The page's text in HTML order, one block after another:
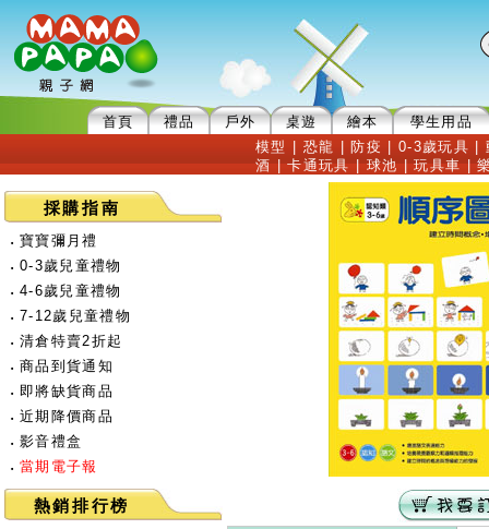
首頁 禮品 戶外 桌遊 繪本
學生用品
模型
恐龍 防疫 |0-3歲玩具 |
酒|卡通玩具|球池|玩具車|
採購指南
‧ 寶寶彌月禮
‧ 0-3歲兒童禮物
‧ 4-6歲兒童禮物
‧ 7-12歲兒童禮物
‧ 清倉特賣2折起
‧ 商品到貨通知
‧ 即將缺貨商品
‧ 近期降價商品
‧ 影音禮盒
‧ 當期電子報
熱銷排行榜